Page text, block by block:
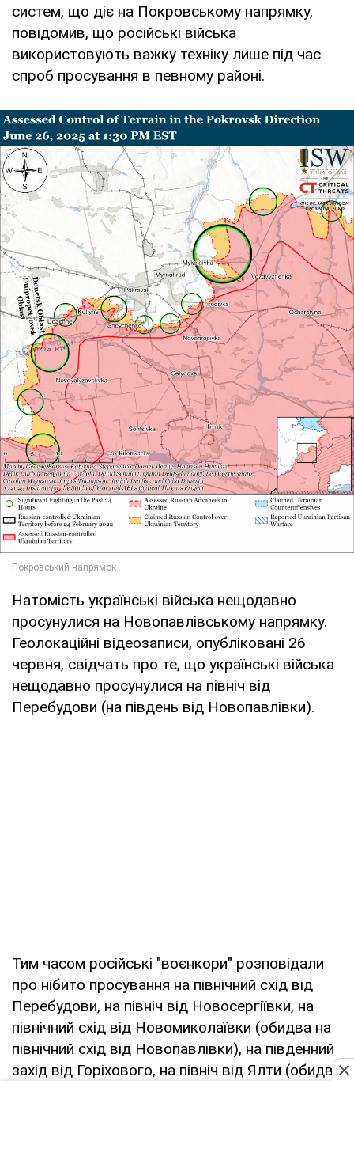
систем, що діє на Покровському напрямку,
повідомив, що російські війська
використовують важку техніку лише під час
спроб просування в певному районі.
Натомість українські війська нещодавно
просунулися на Новопавлівському напрямку.
Геолокаційні відеозаписи, опубліковані 26
червня, свідчать про те, що українські війська
нещодавно просунулися на північ від
Перебудови (на південь від Новопавлівки).
Тим часом російські "воєнкори" розповідали
про нібито просування на північний схід від
Перебудови, на північ від Новосергіївки, на
північний схід від Новомиколаївки (обидва на
північний схід від Новопавлівки), на південний
захід від Горіхового, на північ від Ялти (обидва